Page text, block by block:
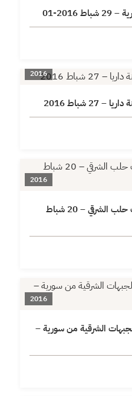
01
2016
شباط 2016
2016
مواقع النفوذ والسيطرة في ريف حلب الشرقي – 20 شباط
2016
الشرقية من سورية –